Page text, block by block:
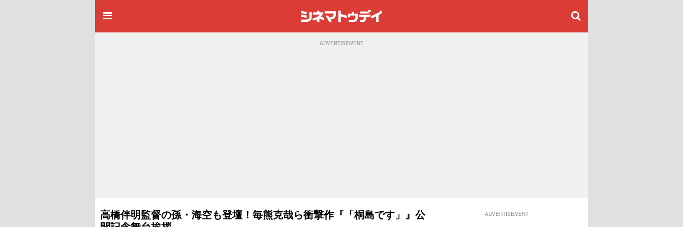
ADVERTISEMENT
高橋伴明監督の孫・海空も登壇！毎熊克哉ら衝撃作『「桐島です」』公
ADVERTISEMENT